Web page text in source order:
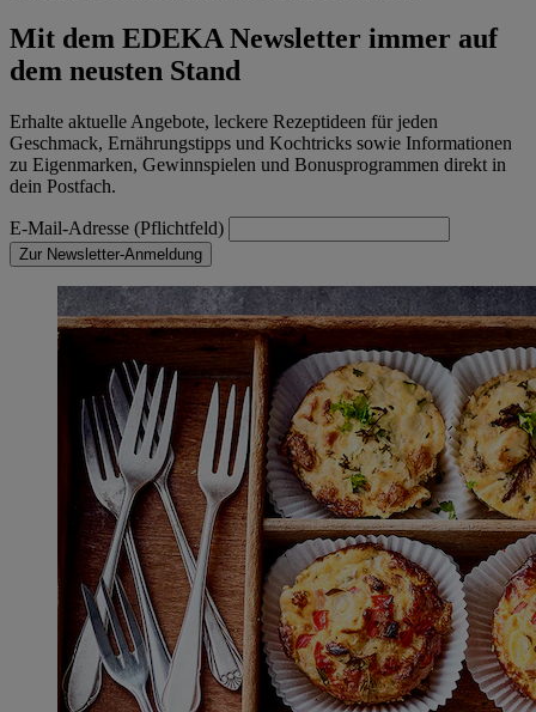
Mit dem EDEKA Newsletter immer auf
dem neusten Stand
Erhalte aktuelle Angebote, leckere Rezeptideen für jeden
Geschmack, Ernährungstipps und Kochtricks sowie Informationen
zu Eigenmarken, Gewinnspielen und Bonusprogrammen direkt in
dein Postfach.
E-Mail-Adresse (Pflichtfeld)
Zur Newsletter-Anmeldung